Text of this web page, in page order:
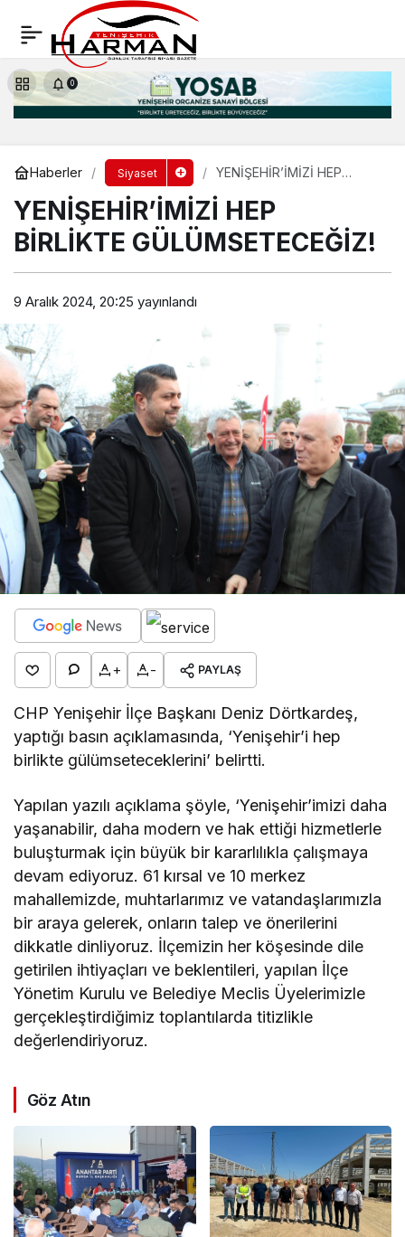
0
Haberler Siyaset
YENİŞEHİR’İMİZİ HEP
GÜLÜMSETECEĞİZ!
YENİŞEHİR’İMİZİ HEP
BİRLİKTE GÜLÜMSETECEĞİZ!
9 Aralık 2024, 20:25 yayınlandı
+ - PAYLAŞ
CHP Yenişehir İlçe Başkanı Deniz Dörtkardeş,
yaptığı basın açıklamasında, ‘Yenişehir’i hep
birlikte gülümseteceklerini’ belirtti.
Yapılan yazılı açıklama şöyle, ‘Yenişehir’imizi daha
yaşanabilir, daha modern ve hak ettiği hizmetlerle
buluşturmak için büyük bir kararlılıkla çalışmaya
devam ediyoruz. 61 kırsal ve 10 merkez
mahallemizde, muhtarlarımız ve vatandaşlarımızla
bir araya gelerek, onların talep ve önerilerini
dikkatle dinliyoruz. İlçemizin her köşesinde dile
getirilen ihtiyaçları ve beklentileri, yapılan İlçe
Yönetim Kurulu ve Belediye Meclis Üyelerimizle
gerçekleştirdiğimiz toplantılarda titizlikle
değerlendiriyoruz.
Göz Atın
ZİRAAT ODASININ BİR KUSURU OLMADIĞI
ONAYLANDI
Yorum Yap Paylaş